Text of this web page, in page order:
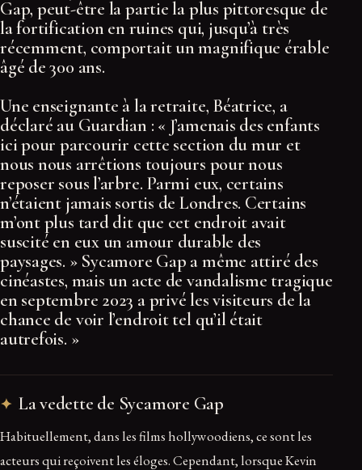
Gap, peut-être la partie la plus pittoresque de
la fortification en ruines qui, jusqu’à très
récemment, comportait un magnifique érable
âgé de 300 ans.
Une enseignante à la retraite, Béatrice, a
déclaré au Guardian : « J’amenais des enfants
ici pour parcourir cette section du mur et
nous nous arrêtions toujours pour nous
reposer sous l’arbre. Parmi eux, certains
n’étaient jamais sortis de Londres. Certains
m’ont plus tard dit que cet endroit avait
suscité en eux un amour durable des
paysages. » Sycamore Gap a même attiré des
cinéastes, mais un acte de vandalisme tragique
en septembre 2023 a privé les visiteurs de la
chance de voir l’endroit tel qu’il était
autrefois. »
La vedette de Sycamore Gap
Habituellement, dans les films hollywoodiens, ce sont les
acteurs qui reçoivent les éloges. Cependant, lorsque Kevin